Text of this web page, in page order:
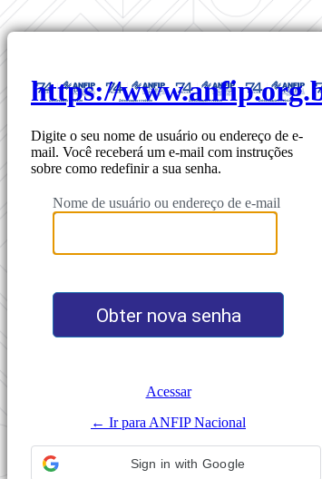
https://
Digite o seu nome de usuário ou endereço de e-
mail. Você receberá um e-mail com instruções
sobre como redefinir a sua senha.
Nome de usuário ou endereço de e-mail
Acessar
← Ir para ANFIP Nacional
Sign in with Google